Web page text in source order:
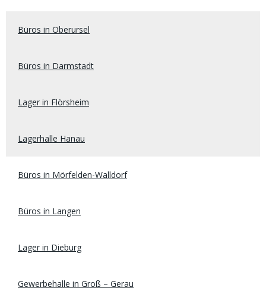
Büros in Oberursel
Büros in Darmstadt
Lager in Flörsheim
Lagerhalle Hanau
Büros in Mörfelden-Walldorf
Büros in Langen
Lager in Dieburg
Gewerbehalle in Groß – Gerau